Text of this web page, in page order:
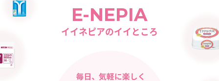
E-NEPIA
イイネピアのイイところ